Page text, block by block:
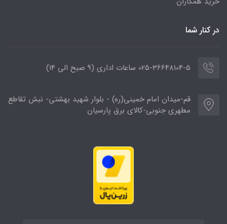
در کنار شما
025-36648104-5 ساعات اداری (9 صبح الی 14)
قم-میدان امام خمینی(ره) - بلوار شهید بهشتی- نبش تقاطع
مطهری جنوبی-کالای برق پارسیان